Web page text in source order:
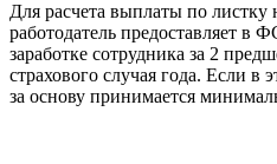
Для расчета выплаты по листку
работодатель предоставляет в
заработке сотрудника за 2
страхового случая года. Если в
за основу принимается